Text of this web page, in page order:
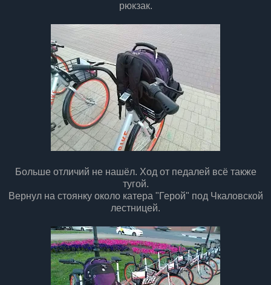
рюкзак.
Больше отличий не нашёл. Ход от педалей всё также
тугой.
Вернул на стоянку около катера "Герой" под Чкаловской
лестницей.